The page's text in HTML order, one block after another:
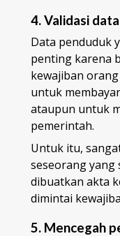
4. Validasi
Data penduduk
penting karena
kewajiban
untuk
ataupun untuk
pemerintah.
Untuk itu,
seseorang
dibuatkan akta
dimintai
5. Mencegah